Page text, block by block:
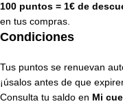
100 puntos = 1€ de
en tus compras.
Condiciones
Tus puntos se renuevan
¡úsalos antes de que
Consulta tu saldo en Mi